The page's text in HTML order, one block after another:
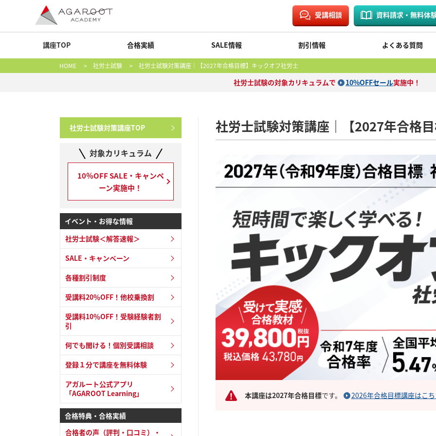
受講相談 資料請求・無料体
講座TOP 合格実績 SALE情報 割引情報 よくある質問
HOME > 社労士試験 > 社労士試験対策講座｜【2027年合格目標】キックオフ社労士
社労士試験の対象カリキュラムで 10%OFFセール実施中！
社労士試験対策講座｜【2027年合格
本講座は2027年合格目標です。 2026年合格目標講座はこ
社労士試験対策講座TOP
対象カリキュラム
10％OFF SALE・キャンペ
ーン実施中！
イベント・お得な情報
社労士試験＜解答速報＞
SALE・キャンペーン
各種割引制度
受講料20％OFF！他校乗換割
受講料10％OFF！受験経験者割
引
何でも聞ける！個別受講相談
登録１分で講座を無料体験
アガルート公式アプリ
「AGAROOT Learning」
合格特典・合格実績
合格者の声（評判・口コミ）・